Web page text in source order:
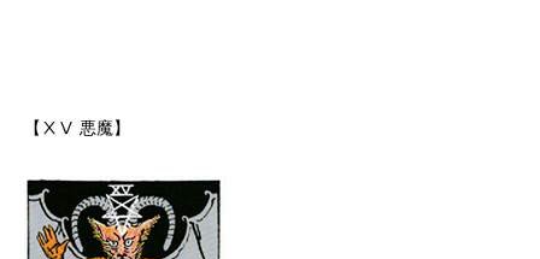
【ⅩⅤ 悪魔】